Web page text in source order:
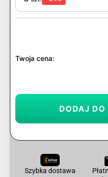
Twoja cena:
DODAJ DO
Szybka dostawa